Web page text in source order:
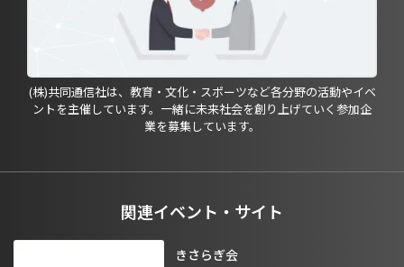
(株)共同通信社は、教育・文化・スポーツなど各分野の活動やイベ
ントを主催しています。一緒に未来社会を創り上げていく参加企
業を募集しています。
関連イベント・サイト
きさらぎ会